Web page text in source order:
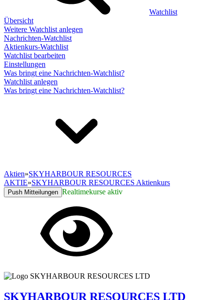
Watchlist
Übersicht
Weitere Watchlist anlegen
Nachrichten-Watchlist
Aktienkurs-Watchlist
Watchlist bearbeiten
Einstellungen
Was bringt eine Nachrichten-Watchlist?
Watchlist anlegen
Was bringt eine Nachrichten-Watchlist?
Aktien»SKYHARBOUR RESOURCES
AKTIE»SKYHARBOUR RESOURCES Aktienkurs
Push Mitteilungen Realtimekurse aktiv
SKYHARBOUR RESOURCES LTD